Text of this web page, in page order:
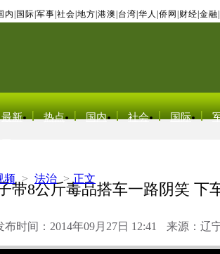
内 国际 军事 社会 地方 港澳 台湾 华人 侨网 财经 金融
最新 热点 国内 社会 国际
频 > 法治 > 正文
带8公斤毒品搭车一路阴笑 下
布时间：2014年09月27日 12:41 来源：辽